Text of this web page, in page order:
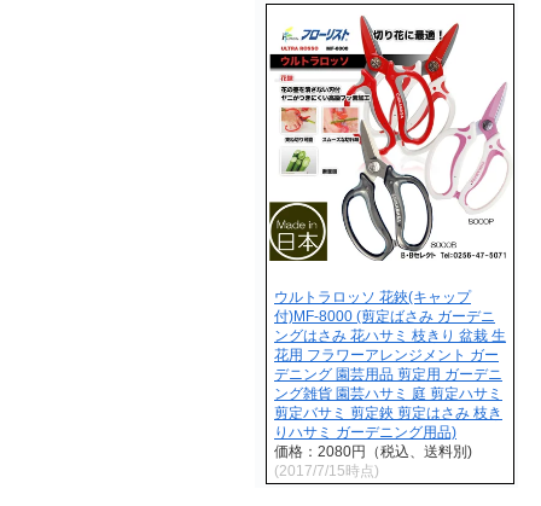
ウルトラロッソ 花鋏(キャップ
付)MF-8000 (剪定ばさみ ガーデニ
ングはさみ 花ハサミ 枝きり 盆栽 生
花用 フラワーアレンジメント ガー
デニング 園芸用品 剪定用 ガーデニ
ング雑貨 園芸ハサミ 庭 剪定ハサミ
剪定バサミ 剪定鋏 剪定はさみ 枝き
りハサミ ガーデニング用品)
価格：2080円（税込、送料別)
(2017/7/15時点)